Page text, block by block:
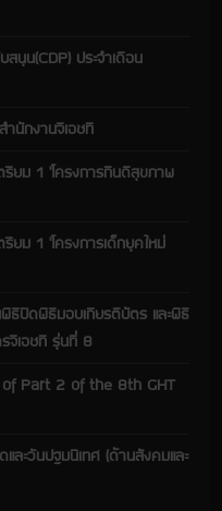
น(CDP) ประจำเดือน
นักงานจีเอชที
ยม 1 ‘โครงการกินดีสุขภาพ
ยม 1 ‘โครงการเด็กยุคใหม่
ปิดพิธีมอบเกียรติบัตร และพิธี
จีเอชที รุ่นที่ 8
Part 2 of the 8th GHT
ละวันปฐมนิเทศ (ด้านสังคมและ